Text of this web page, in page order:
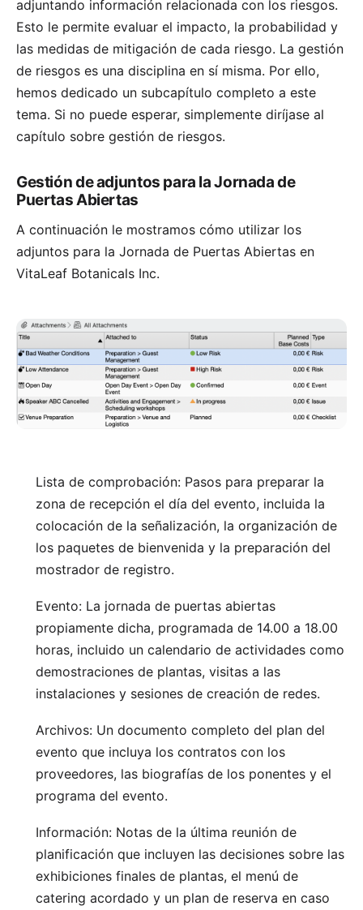
adjuntando información relacionada con los riesgos.
Esto le permite evaluar el impacto, la probabilidad y
las medidas de mitigación de cada riesgo. La gestión
de riesgos es una disciplina en sí misma. Por ello,
hemos dedicado un subcapítulo completo a este
tema. Si no puede esperar, simplemente diríjase al
capítulo sobre gestión de riesgos.
Gestión de adjuntos para la Jornada de
Puertas Abiertas
A continuación le mostramos cómo utilizar los
adjuntos para la Jornada de Puertas Abiertas en
VitaLeaf Botanicals Inc.
Lista de comprobación: Pasos para preparar la
zona de recepción el día del evento, incluida la
colocación de la señalización, la organización de
los paquetes de bienvenida y la preparación del
mostrador de registro.
Evento: La jornada de puertas abiertas
propiamente dicha, programada de 14.00 a 18.00
horas, incluido un calendario de actividades como
demostraciones de plantas, visitas a las
instalaciones y sesiones de creación de redes.
Archivos: Un documento completo del plan del
evento que incluya los contratos con los
proveedores, las biografías de los ponentes y el
programa del evento.
Información: Notas de la última reunión de
planificación que incluyen las decisiones sobre las
exhibiciones finales de plantas, el menú de
catering acordado y un plan de reserva en caso